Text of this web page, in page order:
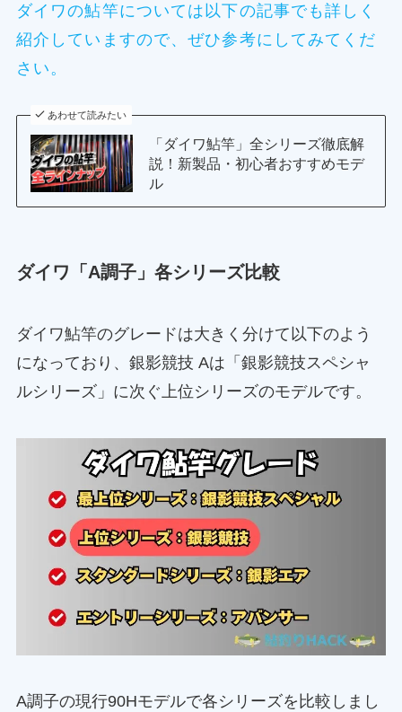
ダイワの鮎竿については以下の記事でも詳しく
紹介していますので、ぜひ参考にしてみてくだ
さい。
あわせて読みたい
「ダイワ鮎竿」全シリーズ徹底解
説！新製品・初心者おすすめモデ
ル
ダイワ「A調子」各シリーズ比較
ダイワ鮎竿のグレードは大きく分けて以下のよう
になっており、銀影競技 Aは「銀影競技スペシャ
ルシリーズ」に次ぐ上位シリーズのモデルです。
A調子の現行90Hモデルで各シリーズを比較しまし